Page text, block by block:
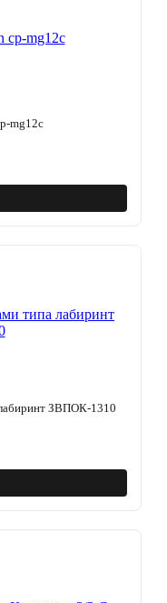
mg12c
ЗВПОК-1310